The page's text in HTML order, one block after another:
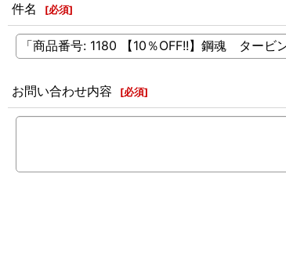
件名 [必須]
お問い合わせ内容 [必須]